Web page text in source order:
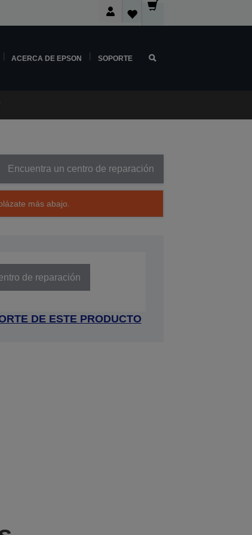
ACERCA DE EPSON SOPORTE
Encuentra un centro de reparación
más abajo.
de reparación
DE ESTE PRODUCTO